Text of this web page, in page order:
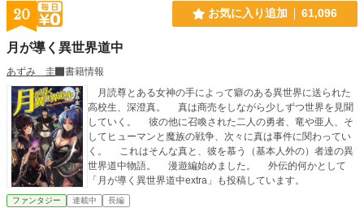
また再開しますので、少々お待ちを…… コミカライズの連
載は毎月第二水曜に更新となります。 漫画は村松麻由先生
たまに失敗してトチ狂ったことになっています。 原稿作業
中は、不規則になったり更新が遅れる可能性があります。
現在原稿作業と、私生活のいろいろで感想にはお返事してお
りません。
20 お気に入り追加 61,096
月が導く異世界道中
あずみ 圭
書籍情報
月読尊とある女神の手によって癖のある異世界に送られた
高校生、深澄真。 真は商売をしながら少しずつ世界を見聞
していく。 彼の他に召喚された二人の勇者、竜や亜人、そ
してヒューマンと魔族の戦争、次々に真は事件に関わってい
く。 これはそんな真と、彼を慕う（基本人外の）者達の異
世界道中物語。 漫遊編始めました。 外伝的何かとして
「月が導く異世界道中extra」も投稿しています。
ファンタジー 連載中 長編